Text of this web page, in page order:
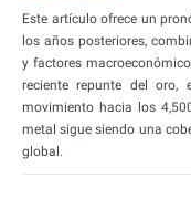
Este artículo ofrece un
los años posteriores,
y factores
reciente repunte del oro,
movimiento hacia los
metal sigue siendo una
global.